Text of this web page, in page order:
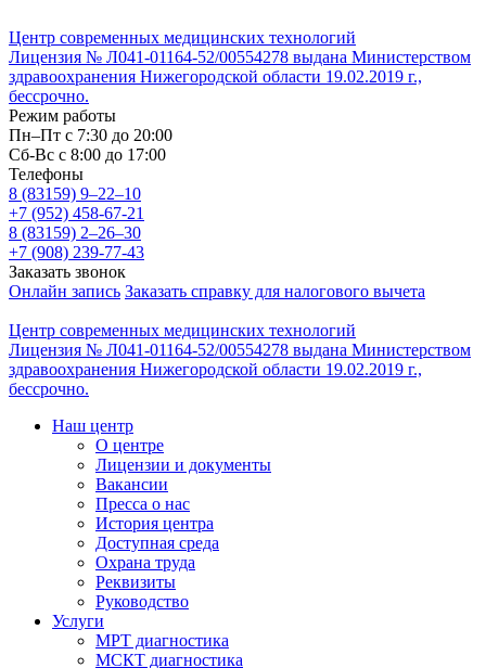
Центр современных медицинских технологий
Лицензия № Л041-01164-52/00554278 выдана Министерством
здравоохранения Нижегородской области 19.02.2019 г.,
бессрочно.
Режим работы
Пн–Пт с 7:30 до 20:00
Cб-Вс с 8:00 до 17:00
Телефоны
8 (83159) 9–22–10
+7 (952) 458-67-21
8 (83159) 2–26–30
+7 (908) 239-77-43
Заказать звонок
Онлайн запись Заказать справку для налогового вычета
Центр современных медицинских технологий
Лицензия № Л041-01164-52/00554278 выдана Министерством
здравоохранения Нижегородской области 19.02.2019 г.,
бессрочно.
Наш центр
О центре
Лицензии и документы
Вакансии
Пресса о нас
История центра
Доступная среда
Охрана труда
Реквизиты
Руководство
Услуги
МРТ диагностика
МСКТ диагностика